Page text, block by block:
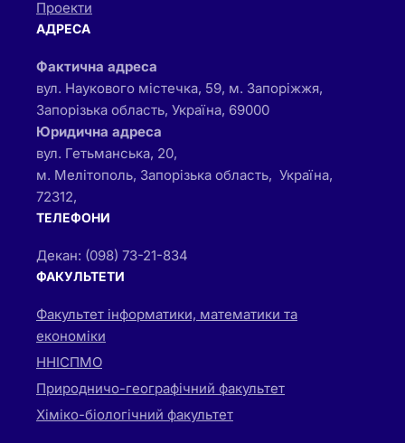
Проекти
АДРЕСА
Фактична адреса
вул. Наукового містечка, 59, м. Запоріжжя,
Запорізька область, Україна, 69000
Юридична адреса
вул. Гетьманська, 20,
м. Мелітополь, Запорізька область, Україна,
72312,
ТЕЛЕФОНИ
Декан: (098) 73-21-834
ФАКУЛЬТЕТИ
Факультет інформатики, математики та
економіки
ННІСПМО
Природничо-географічний факультет
Хіміко-біологічний факультет